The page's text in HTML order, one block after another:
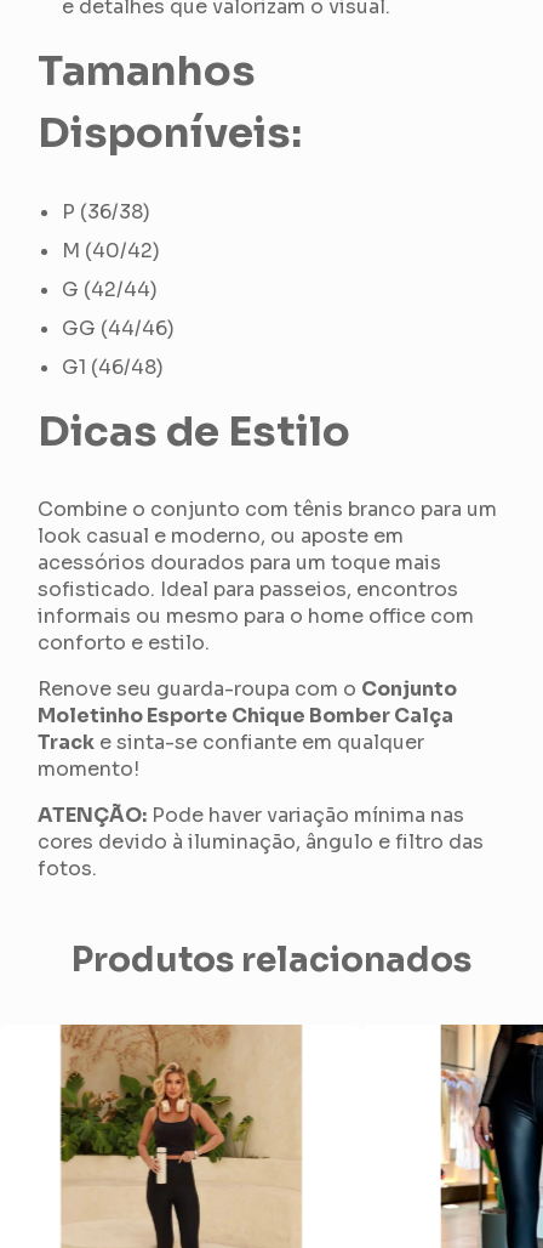
e detalhes que valorizam o visual.
Tamanhos
Disponíveis:
P (36/38)
M (40/42)
G (42/44)
GG (44/46)
G1 (46/48)
Dicas de Estilo
Combine o conjunto com tênis branco para um
look casual e moderno, ou aposte em
acessórios dourados para um toque mais
sofisticado. Ideal para passeios, encontros
informais ou mesmo para o home office com
conforto e estilo.
Renove seu guarda-roupa com o Conjunto
Moletinho Esporte Chique Bomber Calça
Track e sinta-se confiante em qualquer
momento!
ATENÇÃO: Pode haver variação mínima nas
cores devido à iluminação, ângulo e filtro das
fotos.
Produtos relacionados